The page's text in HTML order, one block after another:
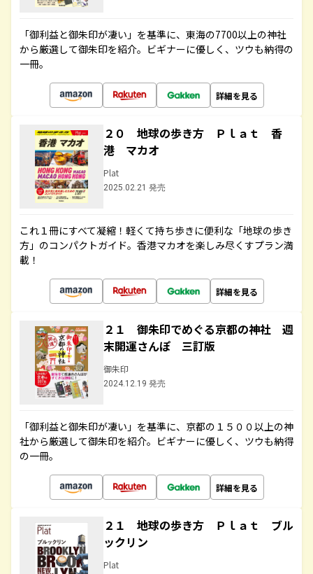
「御利益と御朱印が凄い」を基準に、東海の7700以上の神社
から厳選して御朱印を紹介。ビギナーに優しく、ツウも納得の
一冊。
詳細を見る
２０ 地球の歩き方 Ｐｌａｔ 香
港 マカオ
Plat
2025.02.21 発売
これ１冊にすべて凝縮！軽くて持ち歩きに便利な「地球の歩き
方」のコンパクトガイド。香港マカオを楽しみ尽くすプラン満
載！
詳細を見る
２１ 御朱印でめぐる京都の神社 週
末開運さんぽ 三訂版
御朱印
2024.12.19 発売
「御利益と御朱印が凄い」を基準に、京都の１５００以上の神
社から厳選して御朱印を紹介。ビギナーに優しく、ツウも納得
の一冊。
詳細を見る
２１ 地球の歩き方 Ｐｌａｔ ブル
ックリン
Plat